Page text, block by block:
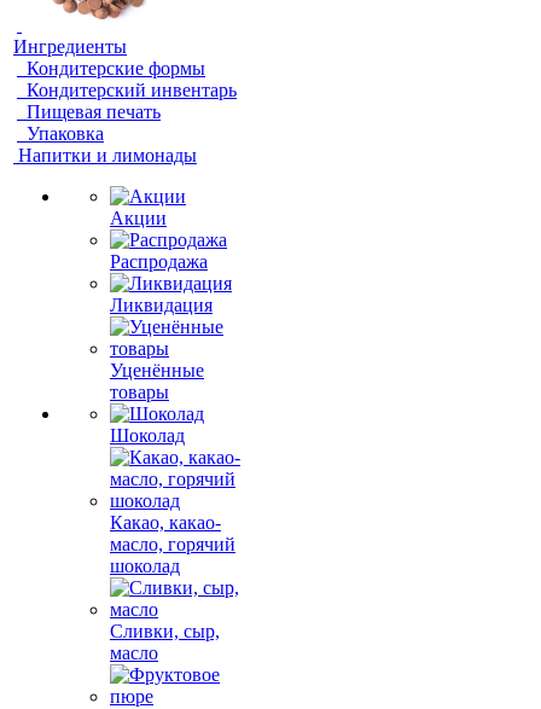
Ингредиенты
Кондитерские формы
Кондитерский инвентарь
Пищевая печать
Упаковка
Напитки и лимонады
Акции
Распродажа
Ликвидация
Уценённые
товары
Шоколад
Какао, какао-
масло, горячий
шоколад
Сливки, сыр,
масло